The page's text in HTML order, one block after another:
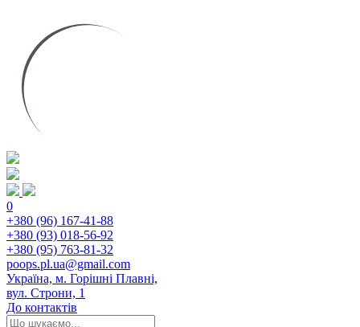
0
+380 (96) 167-41-88
+380 (93) 018-56-92
+380 (95) 763-81-32
poops.pl.ua@gmail.com
Україна, м. Горішні Плавні,
вул. Строни, 1
До контактів